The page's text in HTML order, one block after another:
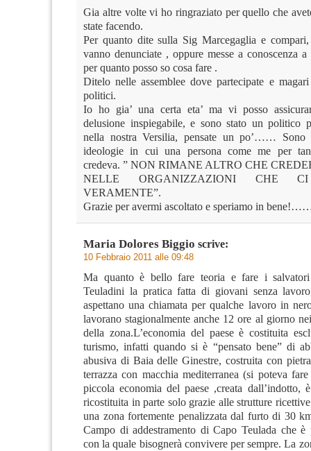
Gia altre volte vi ho ringraziato per quello che
state facendo.
Per quanto dite sulla Sig Marcegaglia e
vanno denunciate , oppure messe a conoscenza
per quanto posso so cosa fare .
Ditelo nelle assemblee dove partecipate e
politici.
Io ho gia’ una certa eta’ ma vi posso
delusione inspiegabile, e sono stato un politico
nella nostra Versilia, pensate un po’…… Sono
ideologie in cui una persona come me per
credeva. ” NON RIMANE ALTRO CHE
NELLE ORGANIZZAZIONI CHE
VERAMENTE”.
Grazie per avermi ascoltato e speriamo in
Maria Dolores Biggio scrive:
10 Febbraio 2011 alle 09:48
Ma quanto è bello fare teoria e fare i
Teuladini la pratica fatta di giovani senza
aspettano una chiamata per qualche lavoro in
lavorano stagionalmente anche 12 ore al giorno
della zona.L’economia del paese è costituita
turismo, infatti quando si è “pensato bene” di
abusiva di Baia delle Ginestre, costruita con
terrazza con macchia mediterranea (si poteva
piccola economia del paese ,creata dall’indotto,
ricostituita in parte solo grazie alle strutture
una zona fortemente penalizzata dal furto di 30
Campo di addestramento di Capo Teulada che è
con la quale bisognerà convivere per sempre. La